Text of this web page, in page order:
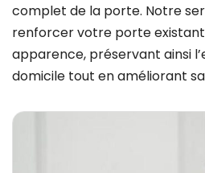
complet de la porte. Notre
renforcer votre porte
apparence, préservant ainsi
domicile tout en améliorant